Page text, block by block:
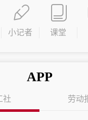
小记者 课堂
APP
社 劳动